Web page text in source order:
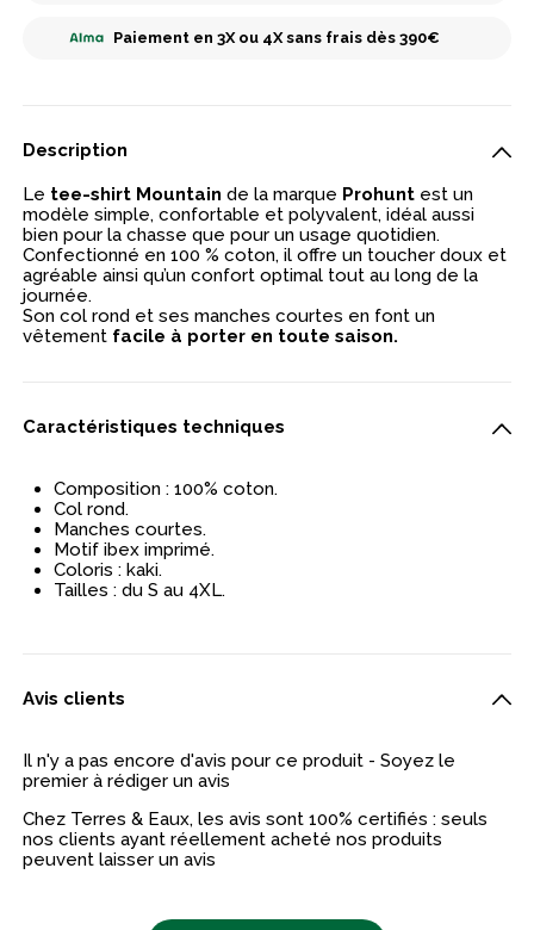
Paiement en 3X ou 4X sans frais dès 390€
Description
Le tee-shirt Mountain de la marque Prohunt est un
modèle simple, confortable et polyvalent, idéal aussi
bien pour la chasse que pour un usage quotidien.
Confectionné en 100 % coton, il offre un toucher doux et
agréable ainsi qu’un confort optimal tout au long de la
journée.
Son col rond et ses manches courtes en font un
vêtement facile à porter en toute saison.
Caractéristiques techniques
Composition : 100% coton.
Col rond.
Manches courtes.
Motif ibex imprimé.
Coloris : kaki.
Tailles : du S au 4XL.
Avis clients
Il n'y a pas encore d'avis pour ce produit - Soyez le
premier à rédiger un avis
Chez Terres & Eaux, les avis sont 100% certifiés : seuls
nos clients ayant réellement acheté nos produits
peuvent laisser un avis